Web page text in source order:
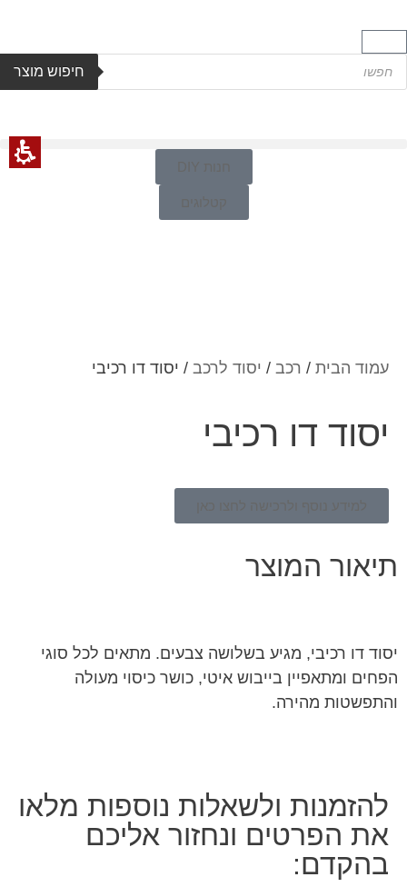
חיפוש מוצר
חנות DIY
קטלוגים
עמוד הבית / רכב / יסוד לרכב / יסוד דו רכיבי
יסוד דו רכיבי
למידע נוסף ולרכישה לחצו כאן
תיאור המוצר
יסוד דו רכיבי, מגיע בשלושה צבעים. מתאים לכל סוגי
הפחים ומתאפיין בייבוש איטי, כושר כיסוי מעולה
והתפשטות מהירה.
להזמנות ולשאלות נוספות מלאו
את הפרטים ונחזור אליכם
בהקדם: